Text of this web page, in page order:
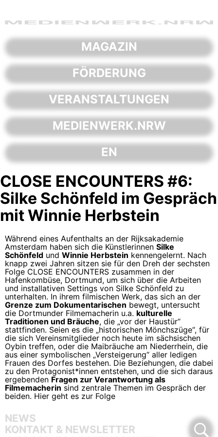
content
MAGAZIN
FÖRDERUNG
VERANSTALTUNGEN
MEDIENWERK.NRW
EN
CLOSE ENCOUNTERS #6:
Silke Schönfeld im Gespräch
mit Winnie Herbstein
Während eines Aufenthalts an der Rijksakademie
Amsterdam haben sich die Künstlerinnen Silke
Schönfeld und Winnie Herbstein kennengelernt. Nach
knapp zwei Jahren sitzen sie für den Dreh der sechsten
Folge CLOSE ENCOUNTERS zusammen in der
Hafenkombüse, Dortmund, um sich über die Arbeiten
und installativen Settings von Silke Schönfeld zu
unterhalten. In ihrem filmischen Werk, das sich an der
Grenze zum Dokumentarischen bewegt, untersucht
die Dortmunder Filmemacherin u.a. kulturelle
Traditionen und Bräuche, die „vor der Haustür“
stattfinden. Seien es die „historischen Mönchszüge“, für
die sich Vereinsmitglieder noch heute im sächsischen
Oybin treffen, oder die Maibräuche am Niederrhein, die
aus einer symbolischen „Versteigerung“ aller ledigen
Frauen des Dorfes bestehen. Die Beziehungen, die dabei
zu den Protagonist*innen entstehen, und die sich daraus
ergebenden Fragen zur Verantwortung als
Filmemacherin sind zentrale Themen im Gespräch der
beiden. Hier geht es zur Folge
NEWS
KONTAKT & NEWSLETTER